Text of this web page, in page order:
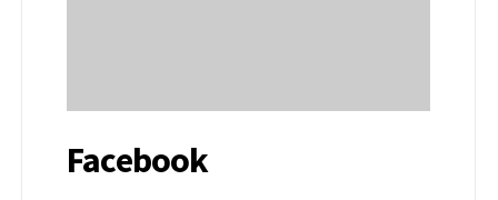
Facebook